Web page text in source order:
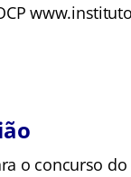
o concurso do